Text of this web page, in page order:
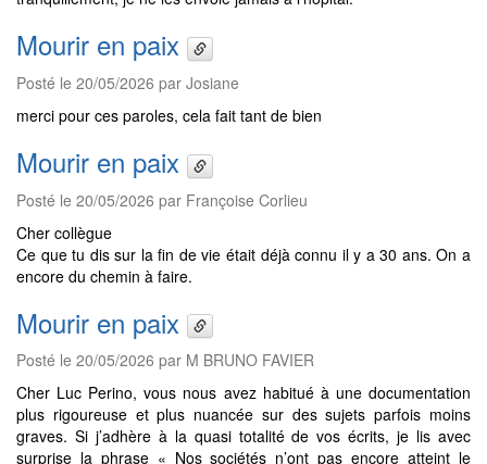
Mourir en paix
Posté le 20/05/2026 par Josiane
merci pour ces paroles, cela fait tant de bien
Mourir en paix
Posté le 20/05/2026 par Françoise Corlieu
Cher collègue
Ce que tu dis sur la fin de vie était déjà connu il y a 30 ans. On a
encore du chemin à faire.
Mourir en paix
Posté le 20/05/2026 par M BRUNO FAVIER
Cher Luc Perino, vous nous avez habitué à une documentation
plus rigoureuse et plus nuancée sur des sujets parfois moins
graves. Si j’adhère à la quasi totalité de vos écrits, je lis avec
surprise la phrase « Nos sociétés n’ont pas encore atteint le